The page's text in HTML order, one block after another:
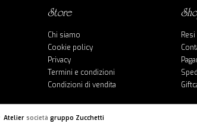
store
Chi siamo
Cookie policy
Privacy
Termini e condizioni
Condizioni di vendita
Resi
Atelier società gruppo Zucchetti